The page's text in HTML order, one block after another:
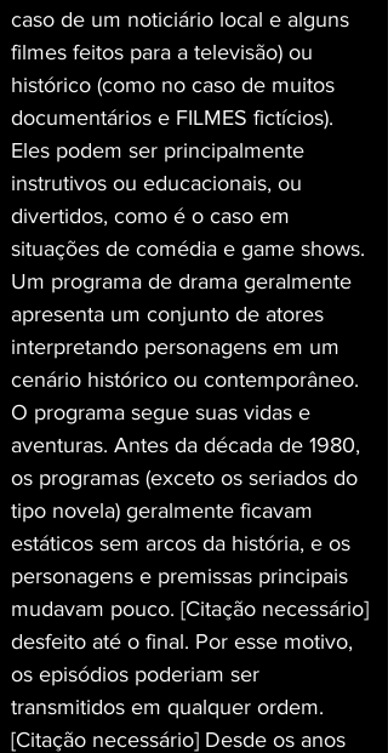
caso de um noticiário local e alguns
filmes feitos para a televisão) ou
histórico (como no caso de muitos
documentários e FILMES fictícios).
Eles podem ser principalmente
instrutivos ou educacionais, ou
divertidos, como é o caso em
situações de comédia e game shows.
Um programa de drama geralmente
apresenta um conjunto de atores
interpretando personagens em um
cenário histórico ou contemporâneo.
O programa segue suas vidas e
aventuras. Antes da década de 1980,
os programas (exceto os seriados do
tipo novela) geralmente ficavam
estáticos sem arcos da história, e os
personagens e premissas principais
mudavam pouco. [Citação necessário]
desfeito até o final. Por esse motivo,
os episódios poderiam ser
transmitidos em qualquer ordem.
[Citação necessário] Desde os anos